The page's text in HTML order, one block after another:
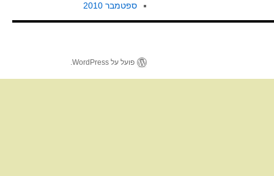
ספטמבר 2010
פועל על WordPress.